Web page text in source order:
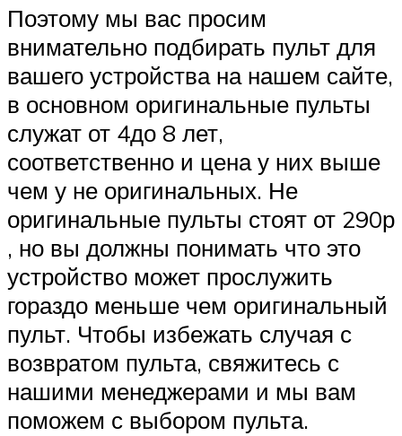
Поэтому мы вас просим
внимательно подбирать пульт для
вашего устройства на нашем сайте,
в основном оригинальные пульты
служат от 4до 8 лет,
соответственно и цена у них выше
чем у не оригинальных. Не
оригинальные пульты стоят от 290р
, но вы должны понимать что это
устройство может прослужить
гораздо меньше чем оригинальный
пульт. Чтобы избежать случая с
возвратом пульта, свяжитесь с
нашими менеджерами и мы вам
поможем с выбором пульта.